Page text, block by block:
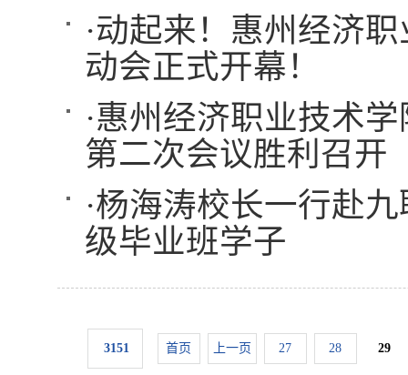
·动起来！惠州经济
动会正式开幕！
·惠州经济职业技术
第二次会议胜利召开
·杨海涛校长一行赴
级毕业班学子
3151 首页 上一页 27 28 29